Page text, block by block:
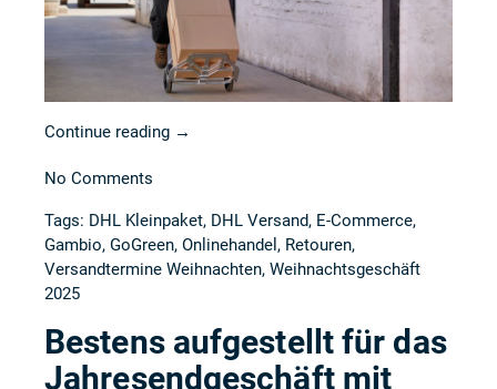
Continue reading →
No Comments
Tags: DHL Kleinpaket, DHL Versand, E-Commerce,
Gambio, GoGreen, Onlinehandel , Retouren,
Versandtermine Weihnachten, Weihnachtsgeschäft
2025
Bestens aufgestellt für das
Jahresendgeschäft mit